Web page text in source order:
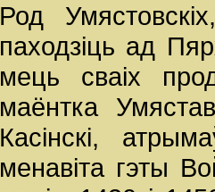
Род
паходзіць ад
мець сваіх
маёнтка
Касінскі,
менавіта гэты